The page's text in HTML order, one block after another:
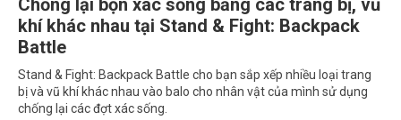
Chống lại bọn xác sống bằng các trang bị, vũ
khí khác nhau tại Stand & Fight: Backpack
Battle
Stand & Fight: Backpack Battle cho bạn sắp xếp nhiều loại trang
bị và vũ khí khác nhau vào balo cho nhân vật của mình sử dụng
chống lại các đợt xác sống.